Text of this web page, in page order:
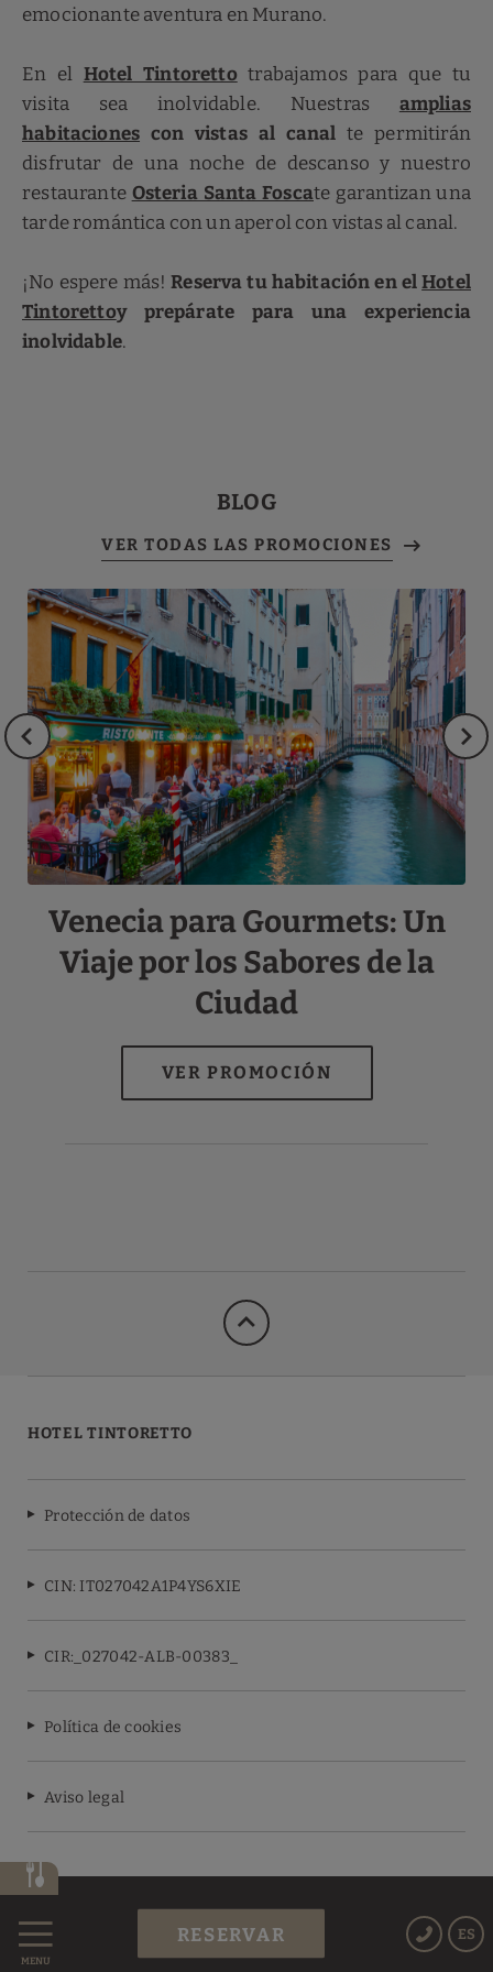
MENÚ
ES
RESERVAR
emocionante aventura en Murano.
En el Hotel Tintoretto trabajamos para que tu
visita sea inolvidable. Nuestras amplias
habitaciones con vistas al canal te permitirán
disfrutar de una noche de descanso y nuestro
restaurante Osteria Santa Foscate garantizan una
tarde romántica con un aperol con vistas al canal.
¡No espere más!Reserva tu habitación en elHotel
Tintorettoy prepárate para una experiencia
inolvidable.
BLOG
Venecia para Gourmets: Un
Viaje por los Sabores de la
Ciudad
HOTEL TINTORETTO
Protección de datos
CIN: IT027042A1P4YS6XIE
CIR:_027042-ALB-00383_
Política de cookies
Aviso legal
Powered by Keytel
Compra segura